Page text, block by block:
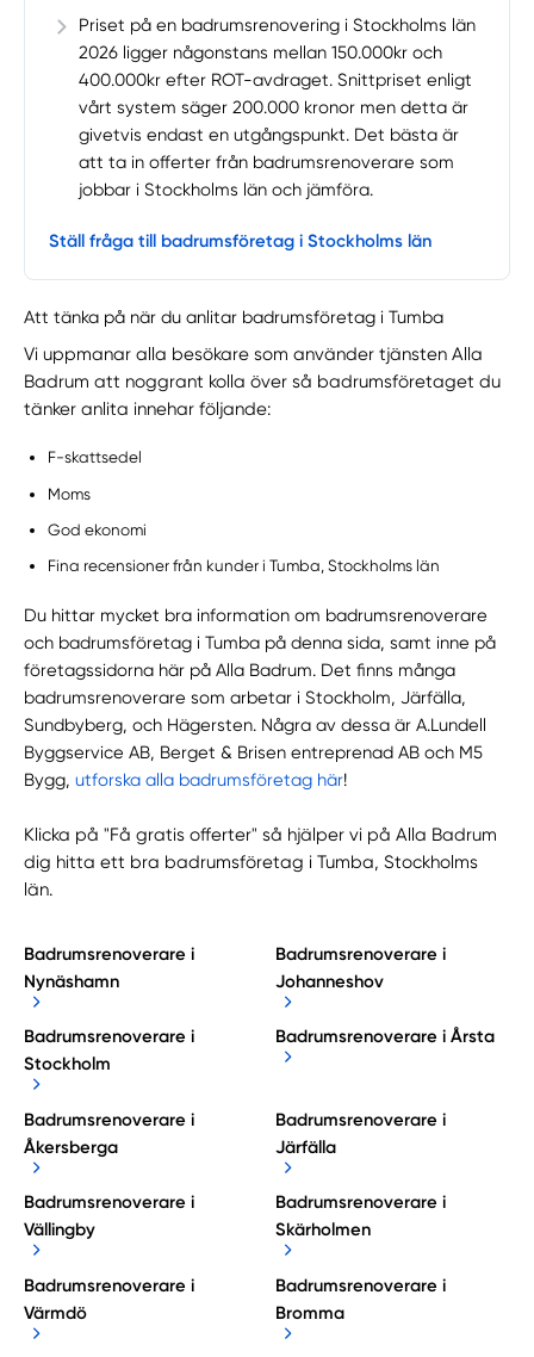
Priset på en badrumsrenovering i Stockholms län
2026 ligger någonstans mellan 150.000kr och
400.000kr efter ROT-avdraget. Snittpriset enligt
vårt system säger 200.000 kronor men detta är
givetvis endast en utgångspunkt. Det bästa är
att ta in offerter från badrumsrenoverare som
jobbar i Stockholms län och jämföra.
Ställ fråga till badrumsföretag i Stockholms län
Att tänka på när du anlitar badrumsföretag i Tumba
Vi uppmanar alla besökare som använder tjänsten Alla
Badrum att noggrant kolla över så badrumsföretaget du
tänker anlita innehar följande:
F-skattsedel
Moms
God ekonomi
Fina recensioner från kunder i Tumba, Stockholms län
Du hittar mycket bra information om badrumsrenoverare
och badrumsföretag i Tumba på denna sida, samt inne på
företagssidorna här på Alla Badrum. Det finns många
badrumsrenoverare som arbetar i Stockholm, Järfälla,
Sundbyberg, och Hägersten. Några av dessa är A.Lundell
Byggservice AB, Berget & Brisen entreprenad AB och M5
Bygg,utforska alla badrumsföretag här!
Klicka på "Få gratis offerter" så hjälper vi på Alla Badrum
dig hitta ett bra badrumsföretag i Tumba, Stockholms
län.
Badrumsrenoverare i
Nynäshamn
Badrumsrenoverare i
Johanneshov
Badrumsrenoverare i
Stockholm
Badrumsrenoverare i Årsta
Badrumsrenoverare i
Åkersberga
Badrumsrenoverare i
Järfälla
Badrumsrenoverare i
Vällingby
Badrumsrenoverare i
Skärholmen
Badrumsrenoverare i
Värmdö
Badrumsrenoverare i
Bromma